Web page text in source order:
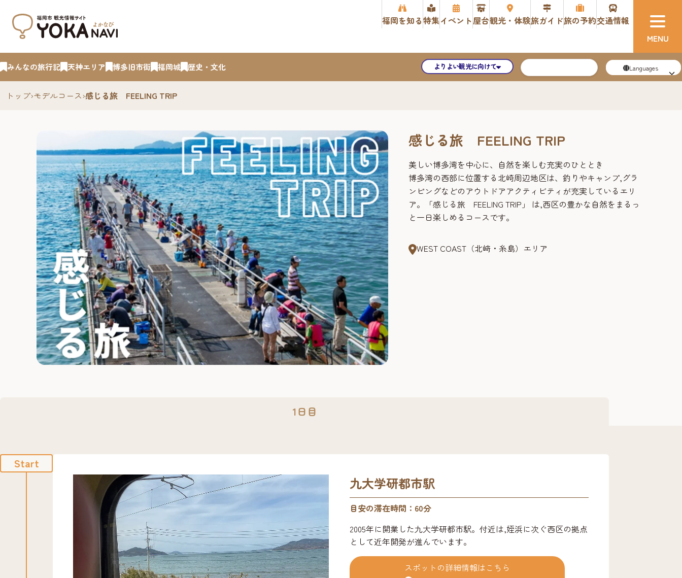
福岡を知る特集イベント屋台観光・体験旅ガイド旅の予約交通情報
みんなの旅行記 天神エリア 博多旧市街 福岡城 歴史・文化 よりよい観光に向けて Languages
トップ›モデルコース›感じる旅 FEELING TRIP
感じる旅 FEELING TRIP
美しい博多湾を中心に、自然を楽しむ充実のひととき
博多湾の西部に位置する北崎周辺地区は、釣りやキャンプ,グラ
ンピングなどのアウトドアアクティビティが充実しているエリ
ア。「感じる旅 FEELING TRIP」 は,西区の豊かな自然をまるっ
と一日楽しめるコースです。
WEST COAST（北﨑・糸島）エリア
1日目
Start
九大学研都市駅
目安の滞在時間：60分
2005年に開業した九大学研都市駅。付近は,姪浜に次ぐ西区の拠点
として近年開発が進んでいます。
スポットの詳細情報はこちら